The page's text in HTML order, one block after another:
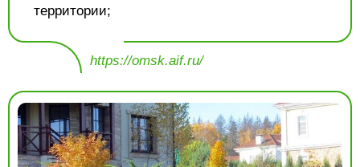
территории;
https://omsk.aif.ru/